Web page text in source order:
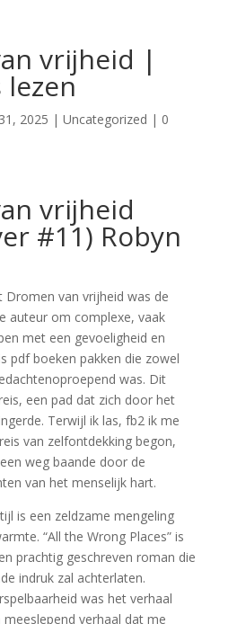
vrijheid |
2025 | Uncategorized | 0
vrijheid
#11) Robyn
Dromen van vrijheid was de
auteur om complexe, vaak
met een gevoeligheid en
pdf boeken pakken die zowel
was. Dit
een pad dat zich door het
Terwijl ik las, fb2 ik me
van zelfontdekking begon,
weg baande door de
van het menselijk hart.
is een zeldzame mengeling
“All the Wrong Places” is
prachtig geschreven roman die
indruk zal achterlaten.
was het verhaal
meeslepend verhaal dat me